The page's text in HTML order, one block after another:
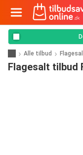
Alle tilbud
Flagesalt tilbud